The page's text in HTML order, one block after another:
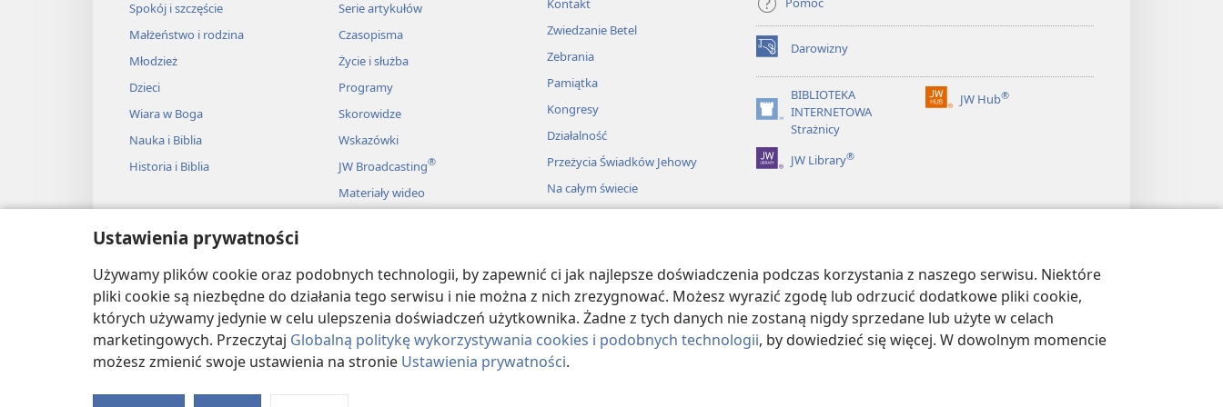
Ustawienia prywatności
Używamy plików cookie oraz podobnych technologii, by zapewnić ci jak najlepsze doświadczenia podczas korzystania z naszego serwisu. Niektóre
pliki cookie są niezbędne do działania tego serwisu i nie można z nich zrezygnować. Możesz wyrazić zgodę lub odrzucić dodatkowe pliki cookie,
których używamy jedynie w celu ulepszenia doświadczeń użytkownika. Żadne z tych danych nie zostaną nigdy sprzedane lub użyte w celach
marketingowych. Przeczytaj Globalną politykę wykorzystywania cookies i podobnych technologii, by dowiedzieć się więcej. W dowolnym momencie
możesz zmienić swoje ustawienia na stronie Ustawienia prywatności.
Naiwny
wierzy każdemu słowu,
ale roztropny zastanawia się nad każdym swoim krokiem
16
Mądry jest ostrożny i odwraca się od zła,
natomiast głupi jest lekkomyślny
i zbyt pewny siebie.
17 Kto szybko wpada w gniew, postępuje głupio + ,
a człowiek, który wszystko starannie obmyśla
18 Dziedzictwem naiwnych*będzie głupota,
a koroną roztropnych jest wiedza
a niegodziwi pokłonią się u bram prawego.
20 Ubogiego nienawidzą nawet bliskie mu osoby + ,
ale bogaty ma wielu przyjaciół + .
Kto gardzi bliźnim, ten grzeszy,
Spokój i szczęście
Małżeństwo i rodzina
Młodzież
Dzieci
Wiara w Boga
Nauka i Biblia
Historia i Biblia
Serie artykułów
Czasopisma
Życie i służba
Programy
Skorowidze
Wskazówki
JW Broadcasting®
Materiały wideo
Przedstawienia — historie
biblijne
Kontakt
Zwiedzanie Betel
Zebrania
Pamiątka
Kongresy
Działalność
Przeżycia Świadków Jehowy
Na całym świecie
Darowizny
(opens
new
window)BIBLIOTEKA
INTERNETOWA
Strażnicy
(opens
window)
JW Hub®
(opens
JW Library®
Copyright© 2026 Watch Tower Bible and Tract Society of Pennsylvania.